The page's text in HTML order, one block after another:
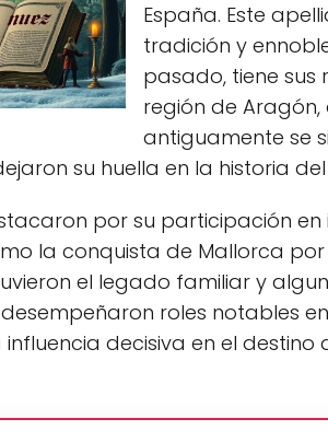
España. Este
tradición y
pasado, tiene sus
región de
antiguamente se
su huella en la historia
por su participación
la conquista de Mallorca por
el legado familiar y
roles notables
decisiva en el destino